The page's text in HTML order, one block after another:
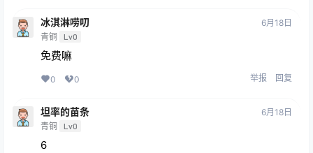
冰淇淋唠叨
青铜 Lv0
6月18日
免费嘛
0 0 举报 回复
坦率的苗条
青铜 Lv0
6月18日
6